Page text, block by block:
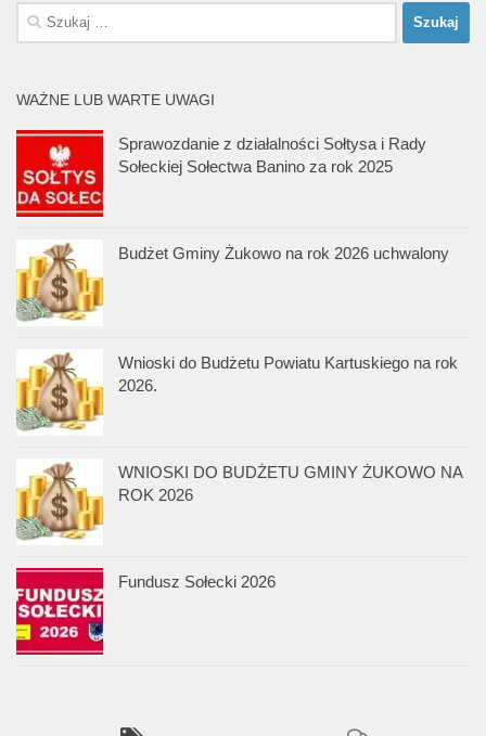
Szukaj:
WAŻNE LUB WARTE UWAGI
Sprawozdanie z działalności Sołtysa i Rady
Sołeckiej Sołectwa Banino za rok 2025
Budżet Gminy Żukowo na rok 2026 uchwalony
Wnioski do Budżetu Powiatu Kartuskiego na rok
2026.
WNIOSKI DO BUDŻETU GMINY ŻUKOWO NA
ROK 2026
Fundusz Sołecki 2026